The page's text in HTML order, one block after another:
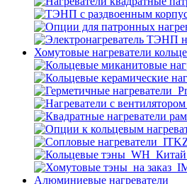
Хомутовые нагреватели
Алюминиевые нагреватели